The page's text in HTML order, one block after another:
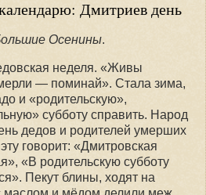
Дмитриев день
Осенины.
неделя. «Живы
— поминай». Стала зима,
и «родительскую»,
субботу справить. Народ
дедов и родителей умерших
говорит: «Дмитровская
«В родительскую субботу
Пекут блины, ходят на